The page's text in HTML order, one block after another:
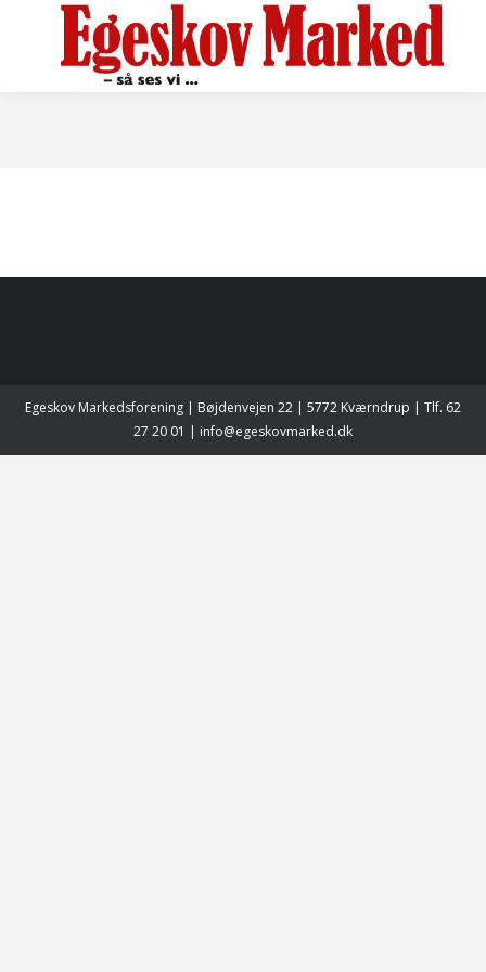
Egeskov Markedsforening | Bøjdenvejen 22 | 5772 Kværndrup | Tlf. 62
27 20 01 | info@egeskovmarked.dk